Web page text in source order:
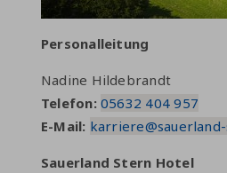
Personalleitung
Nadine Hildebrandt
Telefon: 05632 404 957
E-Mail:
Sauerland Stern Hotel